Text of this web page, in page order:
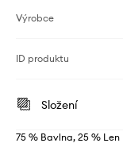
Výrobce
ID produktu
Složení
75 % Bavlna, 25 % Len